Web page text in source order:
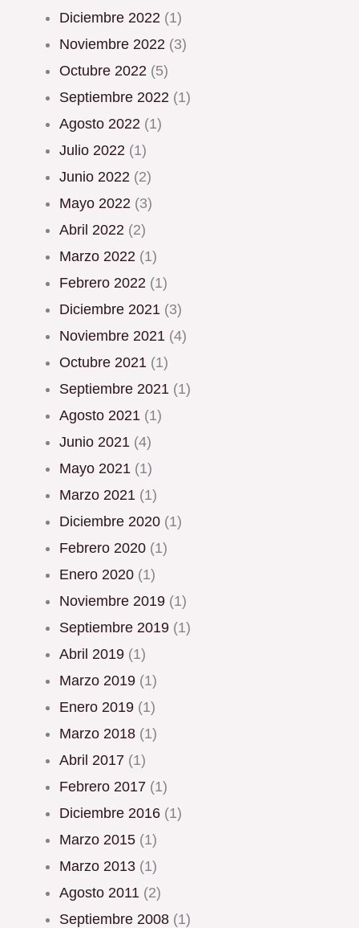
diciembre 2022 (1)
noviembre 2022 (3)
octubre 2022 (5)
septiembre 2022 (1)
agosto 2022 (1)
julio 2022 (1)
junio 2022 (2)
mayo 2022 (3)
abril 2022 (2)
marzo 2022 (1)
febrero 2022 (1)
diciembre 2021 (3)
noviembre 2021 (4)
octubre 2021 (1)
septiembre 2021 (1)
agosto 2021 (1)
junio 2021 (4)
mayo 2021 (1)
marzo 2021 (1)
diciembre 2020 (1)
febrero 2020 (1)
enero 2020 (1)
noviembre 2019 (1)
septiembre 2019 (1)
abril 2019 (1)
marzo 2019 (1)
enero 2019 (1)
marzo 2018 (1)
abril 2017 (1)
febrero 2017 (1)
diciembre 2016 (1)
marzo 2015 (1)
marzo 2013 (1)
agosto 2011 (2)
septiembre 2008 (1)